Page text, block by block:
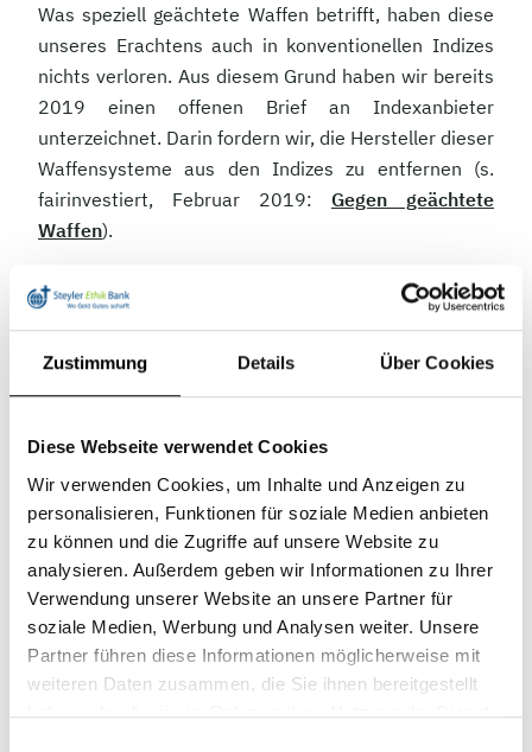
Zustimmung Details Über Cookies
Diese Webseite verwendet Cookies
Wir verwenden Cookies, um Inhalte und Anzeigen zu
personalisieren, Funktionen für soziale Medien anbieten
zu können und die Zugriffe auf unsere Website zu
analysieren. Außerdem geben wir Informationen zu Ihrer
Verwendung unserer Website an unsere Partner für
soziale Medien, Werbung und Analysen weiter. Unsere
Partner führen diese Informationen möglicherweise mit
weiteren Daten zusammen, die Sie ihnen bereitgestellt
haben oder die sie im Rahmen Ihrer Nutzung der Dienste
Was speziell geächtete Waffen betrifft, haben diese
unseres Erachtens auch in konventionellen Indizes
nichts verloren. Aus diesem Grund haben wir bereits
2019 einen offenen Brief an Indexanbieter
unterzeichnet. Darin fordern wir, die Hersteller dieser
Waffensysteme aus den Indizes zu entfernen (s.
fairinvestiert, Februar 2019: Gegen geächtete
Waffen).
Diskussionsbedarf verbleibt damit hinsichtlich der
Hersteller konventioneller Waffen. Doch auch hier ist
Fall nach dem Einsatzbereich der jeweiligen Waffen.
Hier lassen sich drei Kategorien unterscheiden:
1. Verwendung im Rahmen des staatlichen
Gewaltmonopols
2. Verwendung als Exportgut
3. Verwendung als „Konsumgut“ (Hierunter fällt
beispielsweise der Verkauf halbautomatischer
Gewehre im Supermarkt, der in den USA üblich ist.
Viele dieser gefährlichen Waffen werden von